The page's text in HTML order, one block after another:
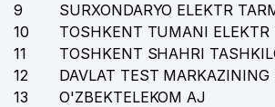
9
SURXONDARYO ELEKTR
10
TOSHKENT TUMANI
11
TOSHKENT SHAHRI
12
DAVLAT TEST
13
O'ZBEKTELEKOM AJ